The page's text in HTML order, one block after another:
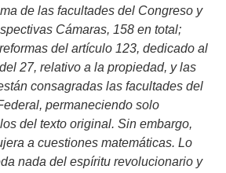
de las facultades del Congreso y
Cámaras, 158 en total;
del artículo 123, dedicado al
27, relativo a la propiedad, y las
consagradas las facultades del
permaneciendo solo
del texto original. Sin embargo,
a cuestiones matemáticas. Lo
nada del espíritu revolucionario y